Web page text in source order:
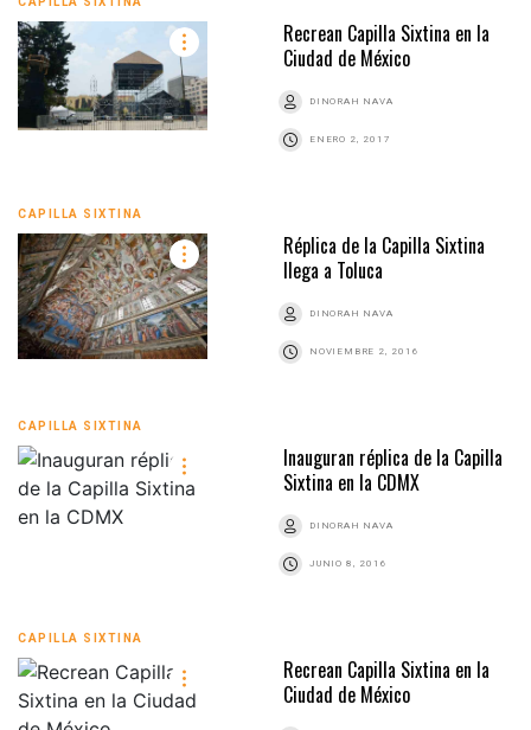
Recrean Capilla Sixtina en la
Ciudad de México
DINORAH NAVA
ENERO 2, 2017
CAPILLA SIXTINA
Réplica de la Capilla Sixtina
llega a Toluca
DINORAH NAVA
NOVIEMBRE 2, 2016
CAPILLA SIXTINA
Inauguran réplica de la Capilla
Sixtina en la CDMX
DINORAH NAVA
JUNIO 8, 2016
CAPILLA SIXTINA
Recrean Capilla Sixtina en la
Ciudad de México